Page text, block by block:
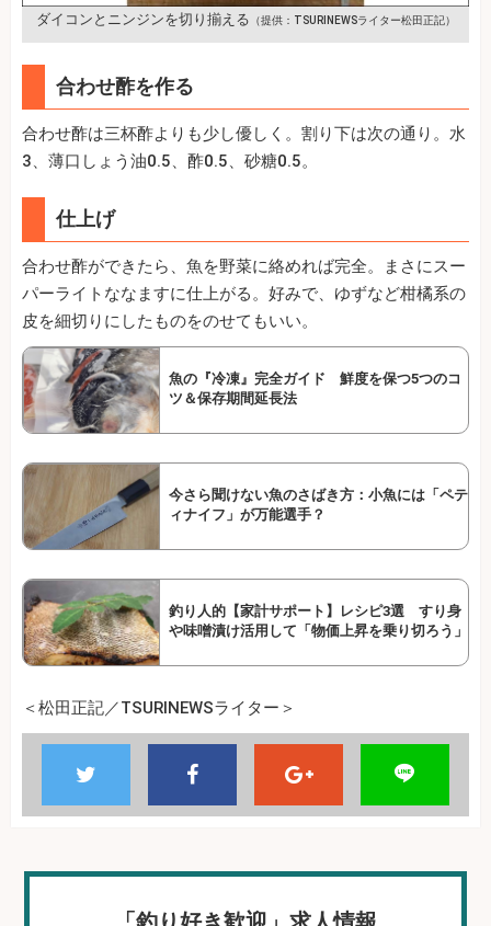
ダイコンとニンジンを切り揃える （提供：TSURINEWSライター松田正記）
合わせ酢を作る
合わせ酢は三杯酢よりも少し優しく。割り下は次の通り。水
3、薄口しょう油0.5、酢0.5、砂糖0.5。
仕上げ
合わせ酢ができたら、魚を野菜に絡めれば完全。まさにスー
パーライトななますに仕上がる。好みで、ゆずなど柑橘系の
皮を細切りにしたものをのせてもいい。
魚の『冷凍』完全ガイド 鮮度を保つ5つのコ
ツ＆保存期間延長法
今さら聞けない魚のさばき方：小魚には「ペテ
ィナイフ」が万能選手？
釣り人的【家計サポート】レシピ3選 すり身
や味噌漬け活用して「物価上昇を乗り切ろう」
＜松田正記／TSURINEWSライター＞